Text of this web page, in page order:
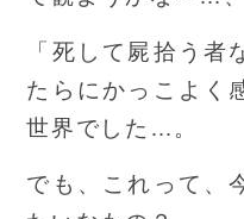
「死して屍拾う
たらにかっこよく
世界でした…。
でも、これって、